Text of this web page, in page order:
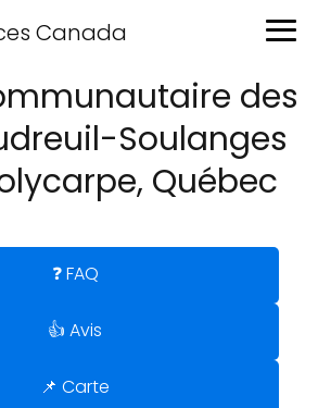
Canada
des
Soulanges
Québec
❓ FAQ
👍 Avis
📌 Carte